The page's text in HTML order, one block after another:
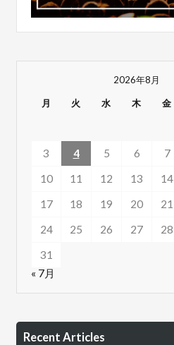
2026年8月
月 火 水 木 金
3
4 5 6 7
10
11 12 13 14
17
18 19 20 21
24
25 26 27 28
31
« 7月
Recent Articles